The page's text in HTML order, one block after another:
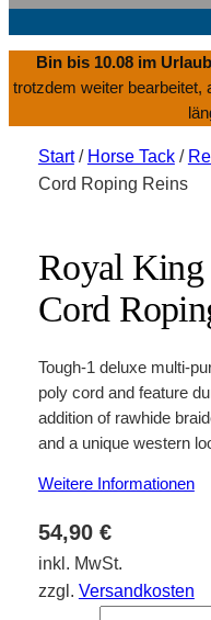
Bin bis 10.08 im
trotzdem weiter bearbeitet,
Start/ Horse Tack/
Cord Roping Reins
Royal
Cord
Tough-1 deluxe multi-
poly cord and feature
addition of rawhide
and a unique western
Weitere Informationen
54,90 €
inkl. MwSt.
zzgl. Versandkosten